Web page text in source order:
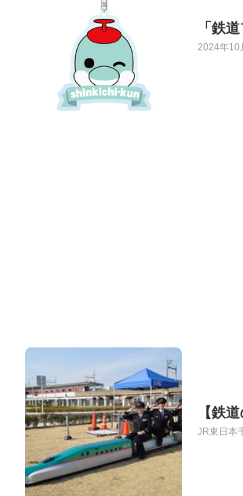
「鉄
2024年10
【鉄
JR東日本